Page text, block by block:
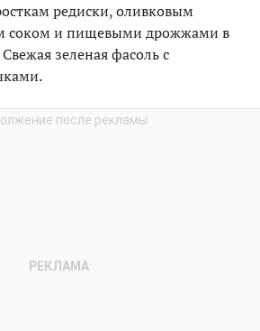
редиски, оливковым
соком и пищевыми дрожжами в
зеленая фасоль с